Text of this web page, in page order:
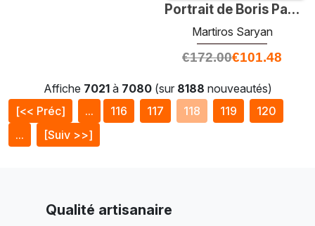
Portrait de Boris Parsadanyan
Martiros Saryan
€172.00€101.48
Affiche 7021à 7080(sur 8188 nouveautés)
[<< Préc]
... 116 117 118 119
120
...
[Suiv >>]
Qualité artisanaire